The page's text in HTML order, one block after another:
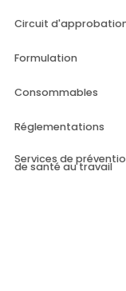
Circuit
Formulation
Consommables
Réglementations
Services de
de santé au travail